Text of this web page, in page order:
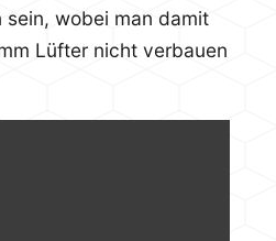
sein, wobei man damit
Lüfter nicht verbauen